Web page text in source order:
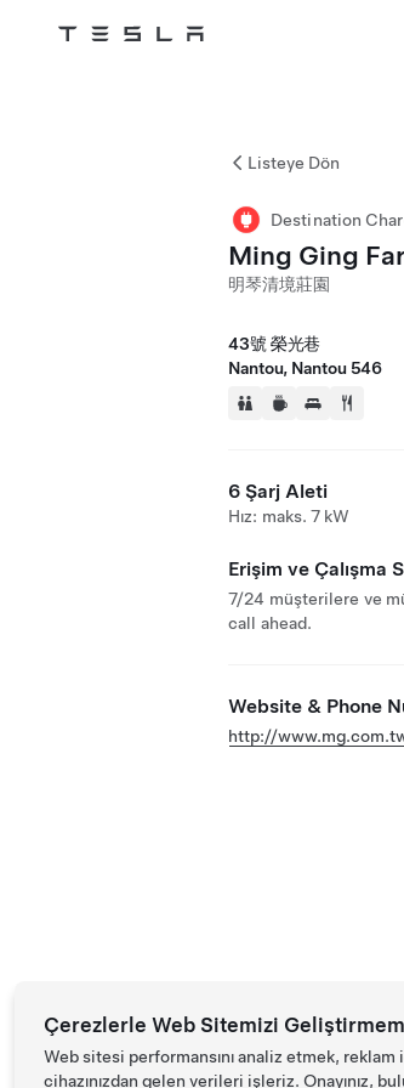
Tesla
Listeye Dön
Destination
Ming Ging
明琴清境莊園
43號 榮光巷
Nantou, Nantou 546
6 Şarj Aleti
Hız: maks. 7 kW
Erişim ve Çalışma
7/24 müşterilere ve
call ahead.
Website & Phone
http://
Çerezlerle Web Sitemizi
Web sitesi performansını analiz etmek,
cihazınızdan gelen verileri işleriz. Onayınız,